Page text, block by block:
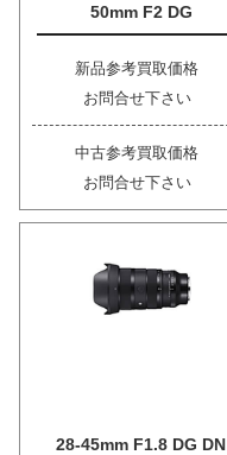
50mm F2 DG
新品参考買取価格
お問合せ下さい
中古参考買取価格
お問合せ下さい
28-45mm F1.8 DG DN